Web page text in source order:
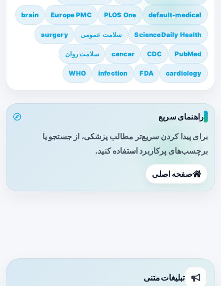
default-medical
PLOS One
Europe PMC
brain
ScienceDaily Health سلامت عمومی surgery
PubMed
CDC
cancer سلامت روان
cardiology
FDA
infection
WHO
راهنمای سریع
برای پیدا کردن سریع‌تر مطالب پزشکی، از جستجو یا
برچسب‌های پرکاربرد استفاده کنید.
صفحه اصلی
تبلیغات متنی